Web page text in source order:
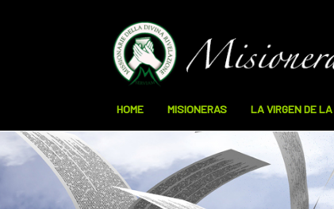
HOME MISIONERAS LA VIRGEN DE